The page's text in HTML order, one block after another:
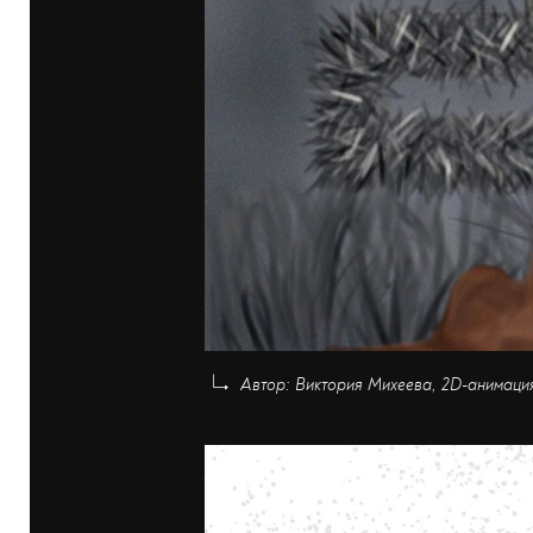
Автор: Виктория Михеева, 2D-